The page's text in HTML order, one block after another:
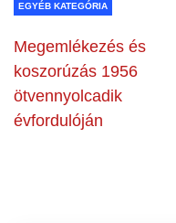
EGYÉB KATEGÓRIA
Megemlékezés és
koszorúzás 1956
ötvennyolcadik
évfordulóján